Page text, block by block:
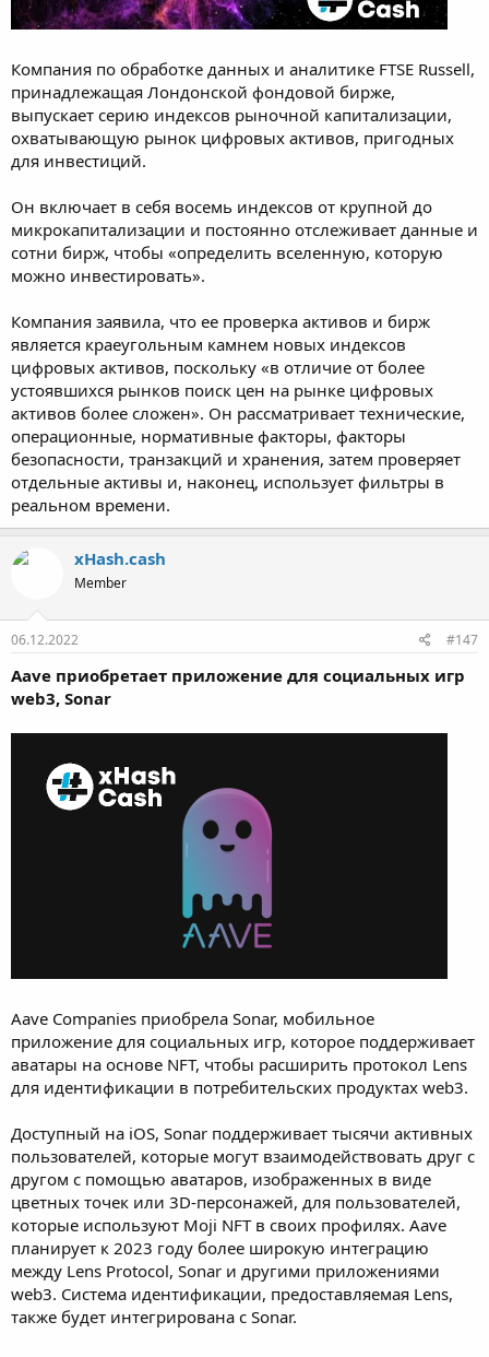
Компания по обработке данных и аналитике FTSE Russell,
принадлежащая Лондонской фондовой бирже,
выпускает серию индексов рыночной капитализации,
охватывающую рынок цифровых активов, пригодных
для инвестиций.
Он включает в себя восемь индексов от крупной до
микрокапитализации и постоянно отслеживает данные и
сотни бирж, чтобы «определить вселенную, которую
можно инвестировать».
Компания заявила, что ее проверка активов и бирж
является краеугольным камнем новых индексов
цифровых активов, поскольку «в отличие от более
устоявшихся рынков поиск цен на рынке цифровых
активов более сложен». Он рассматривает технические,
операционные, нормативные факторы, факторы
безопасности, транзакций и хранения, затем проверяет
отдельные активы и, наконец, использует фильтры в
реальном времени.
xHash.cash
Member
06.12.2022 #147
Aave приобретает приложение для социальных игр
web3, Sonar
Aave Companies приобрела Sonar, мобильное
приложение для социальных игр, которое поддерживает
аватары на основе NFT, чтобы расширить протокол Lens
для идентификации в потребительских продуктах web3.
Доступный на iOS, Sonar поддерживает тысячи активных
пользователей, которые могут взаимодействовать друг с
другом с помощью аватаров, изображенных в виде
цветных точек или 3D-персонажей, для пользователей,
которые используют Moji NFT в своих профилях. Aave
планирует к 2023 году более широкую интеграцию
между Lens Protocol, Sonar и другими приложениями
web3. Система идентификации, предоставляемая Lens,
также будет интегрирована с Sonar.